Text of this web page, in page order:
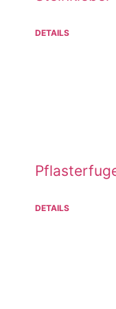
DETAILS
DETAILS